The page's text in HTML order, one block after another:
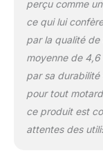
perçu comme
ce qui lui
par la qualité de
moyenne de
par sa durabilité
pour tout
ce produit est
attentes des